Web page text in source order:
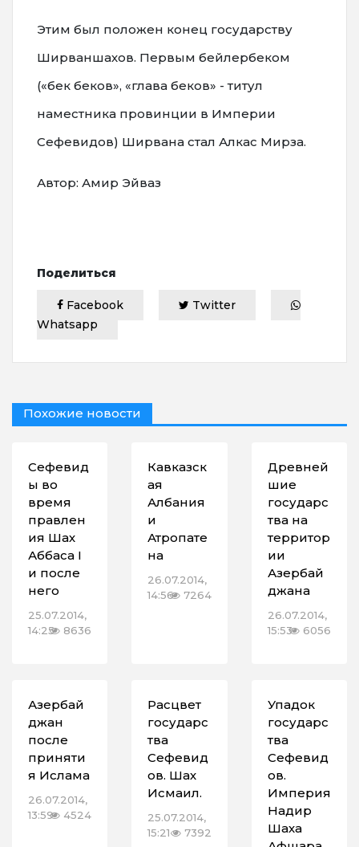
Этим был положен конец государству
Ширваншахов. Первым бейлербеком
(«бек беков», «глава беков» - титул
наместника провинции в Империи
Сефевидов) Ширвана стал Алкас Мирза.
Автор: Амир Эйваз
Поделиться
Facebook
Twitter
Whatsapp
Похожие новости
Сефевид
ы во
время
правлен
ия Шах
Аббаса I
и после
него
25.07.2014,
14:25
8636
Кавказск
ая
Албания
и
Атропате
на
26.07.2014,
14:56 7264
Древней
шие
государс
тва на
территор
ии
Азербай
джана
26.07.2014,
15:53 6056
Азербай
джан
после
приняти
я Ислама
26.07.2014,
13:59
4524
Расцвет
государс
тва
Сефевид
ов. Шах
Исмаил.
25.07.2014,
15:21
7392
Упадок
государс
тва
Сефевид
ов.
Империя
Надир
Шаха